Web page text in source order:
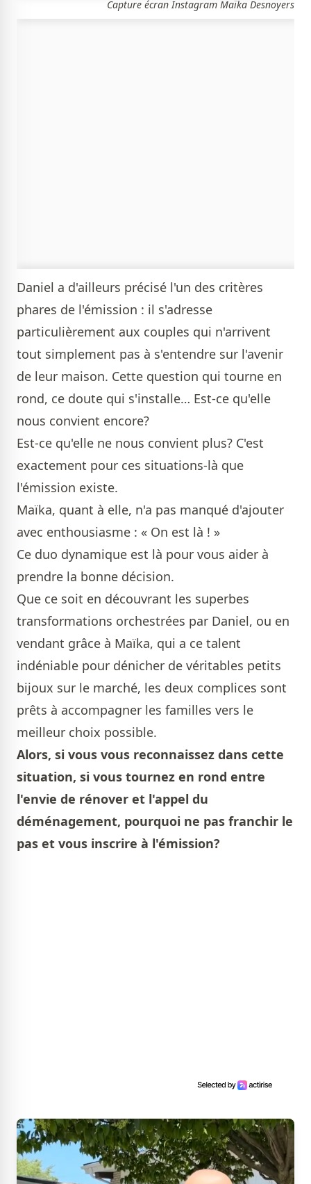
Capture écran Instagram Maïka Desnoyers
Daniel a d'ailleurs précisé l'un des critères
phares de l'émission : il s'adresse
particulièrement aux couples qui n'arrivent
tout simplement pas à s'entendre sur l'avenir
de leur maison. Cette question qui tourne en
rond, ce doute qui s'installe… Est-ce qu'elle
nous convient encore?
Est-ce qu'elle ne nous convient plus? C'est
exactement pour ces situations-là que
l'émission existe.
Maïka, quant à elle, n'a pas manqué d'ajouter
avec enthousiasme : « On est là ! »
Ce duo dynamique est là pour vous aider à
prendre la bonne décision.
Que ce soit en découvrant les superbes
transformations orchestrées par Daniel, ou en
vendant grâce à Maïka, qui a ce talent
indéniable pour dénicher de véritables petits
bijoux sur le marché, les deux complices sont
prêts à accompagner les familles vers le
meilleur choix possible.
Alors, si vous vous reconnaissez dans cette
situation, si vous tournez en rond entre
l'envie de rénover et l'appel du
déménagement, pourquoi ne pas franchir le
pas et vous inscrire à l'émission?